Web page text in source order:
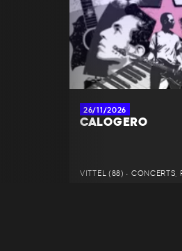
26/11/2026
CALOGERO
VITTEL (88) • CONCERTS,